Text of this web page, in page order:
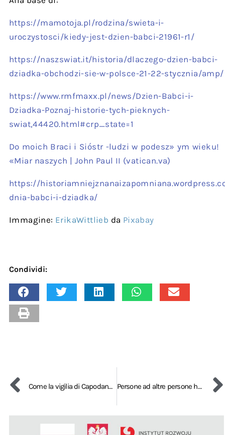
https://mamotoja.pl/rodzina/swieta-i-
uroczystosci/kiedy-jest-dzien-babci-21961-r1/
https://naszswiat.it/historia/dlaczego-dzien-babci-
dziadka-obchodzi-sie-w-polsce-21-22-stycznia/amp/
https://www.rmfmaxx.pl/news/Dzien-Babci-i-
Dziadka-Poznaj-historie-tych-pieknych-
swiat,44420.html#crp_state=1
Do moich Braci i Sióstr -ludzi w podesz» ym wieku!
«Miar naszych | John Paul II (vatican.va)
https://
dnia-babci-i-dziadka/
Immagine: ErikaWittlieb da Pixabay
Condividi:
Come la vigilia di Capodanno, così tutto l’anno Persone ad altre persone hanno fatto questo destino. Che non accada mai più